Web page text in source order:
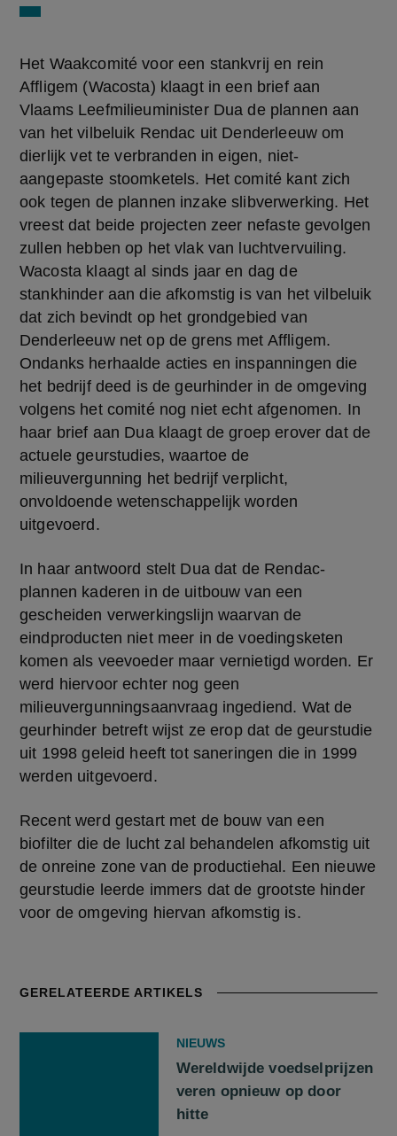
Het Waakcomité voor een stankvrij en rein
Affligem (Wacosta) klaagt in een brief aan
Vlaams Leefmilieuminister Dua de plannen aan
van het vilbeluik Rendac uit Denderleeuw om
dierlijk vet te verbranden in eigen, niet-
aangepaste stoomketels. Het comité kant zich
ook tegen de plannen inzake slibverwerking. Het
vreest dat beide projecten zeer nefaste gevolgen
zullen hebben op het vlak van luchtvervuiling.
Wacosta klaagt al sinds jaar en dag de
stankhinder aan die afkomstig is van het vilbeluik
dat zich bevindt op het grondgebied van
Denderleeuw net op de grens met Affligem.
Ondanks herhaalde acties en inspanningen die
het bedrijf deed is de geurhinder in de omgeving
volgens het comité nog niet echt afgenomen. In
haar brief aan Dua klaagt de groep erover dat de
actuele geurstudies, waartoe de
milieuvergunning het bedrijf verplicht,
onvoldoende wetenschappelijk worden
uitgevoerd.
In haar antwoord stelt Dua dat de Rendac-
plannen kaderen in de uitbouw van een
gescheiden verwerkingslijn waarvan de
eindproducten niet meer in de voedingsketen
komen als veevoeder maar vernietigd worden. Er
werd hiervoor echter nog geen
milieuvergunningsaanvraag ingediend. Wat de
geurhinder betreft wijst ze erop dat de geurstudie
uit 1998 geleid heeft tot saneringen die in 1999
werden uitgevoerd.
Recent werd gestart met de bouw van een
biofilter die de lucht zal behandelen afkomstig uit
de onreine zone van de productiehal. Een nieuwe
geurstudie leerde immers dat de grootste hinder
voor de omgeving hiervan afkomstig is.
GERELATEERDE ARTIKELS
NIEUWS
Wereldwijde voedselprijzen
veren opnieuw op door
hitte